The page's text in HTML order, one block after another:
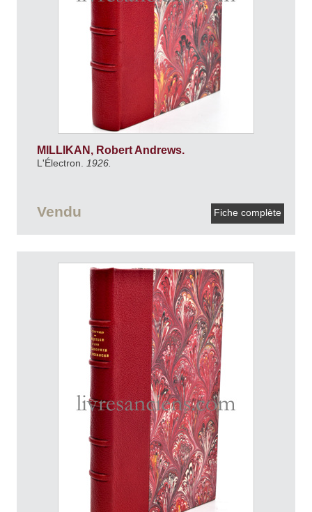
MILLIKAN, Robert Andrews.
L'Électron. 1926.
Vendu Fiche complète